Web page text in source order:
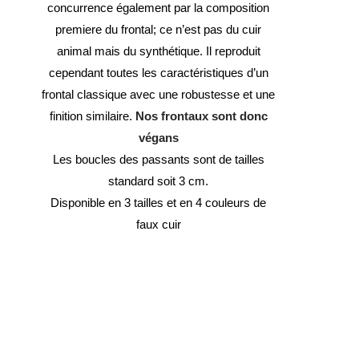
concurrence également par la composition
premiere du frontal; ce n’est pas du cuir
animal mais du synthétique. Il reproduit
cependant toutes les caractéristiques d’un
frontal classique avec une robustesse et une
finition similaire. Nos frontaux sont donc
végans
Les boucles des passants sont de tailles
standard soit 3 cm.
Disponible en 3 tailles et en 4 couleurs de
faux cuir